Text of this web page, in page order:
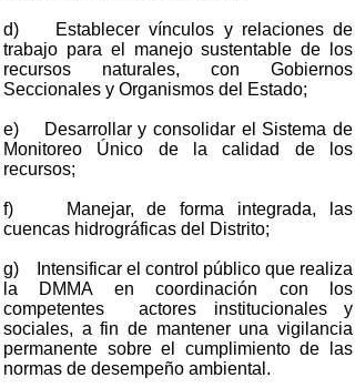
d) Establecer vínculos y relaciones de
trabajo para el manejo sustentable de los
recursos naturales, con Gobiernos
Seccionales y Organismos del Estado;
e) Desarrollar y consolidar el Sistema de
Monitoreo Único de la calidad de los
recursos;
f) Manejar, de forma integrada, las
cuencas hidrográficas del Distrito;
g) Intensificar el control público que realiza
la DMMA en coordinación con los
competentes actores institucionales y
sociales, a fin de mantener una vigilancia
permanente sobre el cumplimiento de las
normas de desempeño ambiental.